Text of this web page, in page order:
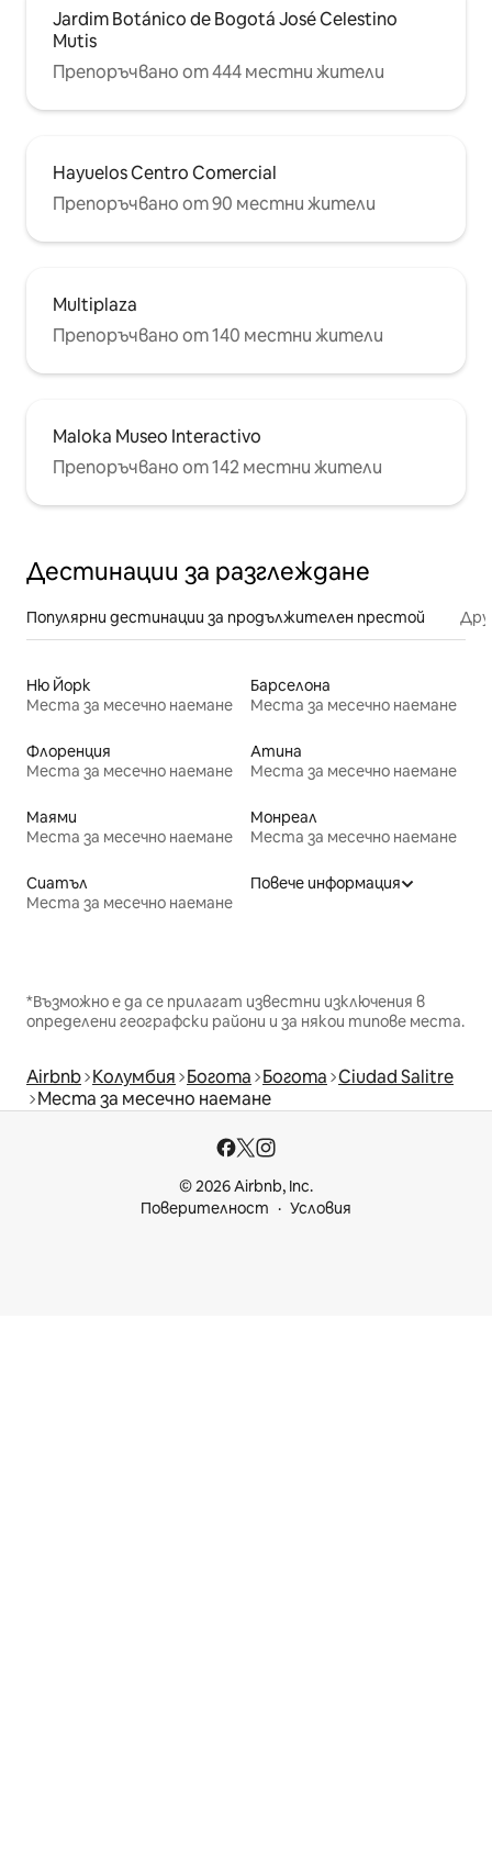
Jardim Botánico de Bogotá José Celestino
Mutis
Препоръчвано от 444 местни жители
Hayuelos Centro Comercial
Препоръчвано от 90 местни жители
Multiplaza
Препоръчвано от 140 местни жители
Maloka Museo Interactivo
Препоръчвано от 142 местни жители
Дестинации за разглеждане
Популярни дестинации за продължителен престой
Ню Йорк
Места за месечно наемане
Барселона
Места за месечно наемане
Флоренция
Места за месечно наемане
Атина
Места за месечно наемане
Маями
Места за месечно наемане
Монреал
Места за месечно наемане
Сиатъл
Места за месечно наемане
Повече информация
*Възможно е да се прилагат известни изключения в
определени географски райони и за някои типове места.
Airbnb Колумбия Богота Богота Ciudad Salitre
Места за месечно наемане
© 2026 Airbnb, Inc.
Поверителност
Условия